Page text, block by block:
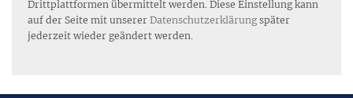
Drittplattformen übermittelt werden. Diese Einstellung kann
auf der Seite mit unserer Datenschutzerklärung später
jederzeit wieder geändert werden.